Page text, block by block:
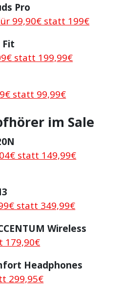
Pro
99,90€ statt 199€
Fit
statt 199,99€
statt 99,99€
im Sale
statt 149,99€
statt 349,99€
Wireless
179,90€
Headphones
299,95€